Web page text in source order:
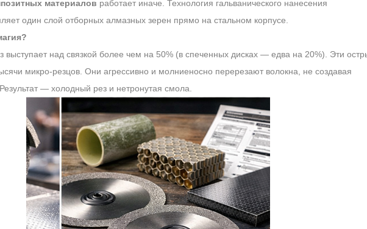
материалов работает иначе. Технология гальванического нанесения
один слой отборных алмазных зерен прямо на стальном корпусе.
выступает над связкой более чем на 50% (в спеченных дисках — едва на 20%). Эти
микро-резцов. Они агрессивно и молниеносно перерезаютволокна, не создавая
— холодный рез и нетронутая смола.